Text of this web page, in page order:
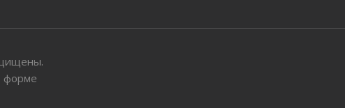
форме